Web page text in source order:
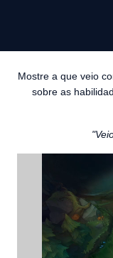
Mostre a que veio
sobre as